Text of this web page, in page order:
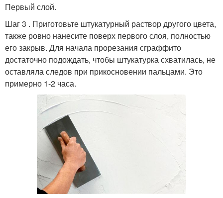
Первый слой.
Шаг 3 . Приготовьте штукатурный раствор другого цвета,
также ровно нанесите поверх первого слоя, полностью
его закрыв. Для начала прорезания сграффито
достаточно подождать, чтобы штукатурка схватилась, не
оставляла следов при прикосновении пальцами. Это
примерно 1-2 часа.